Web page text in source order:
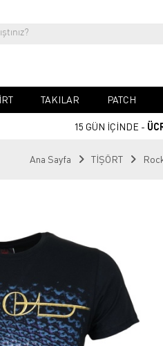
TAKILAR PATCH
15 GÜN İÇİNDE -
Ana Sayfa TİŞÖRT